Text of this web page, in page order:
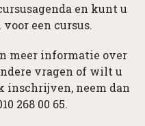
en kunt u
een cursus.
meer informatie over
vragen of wilt u
inschrijven, neem dan
268 00 65.